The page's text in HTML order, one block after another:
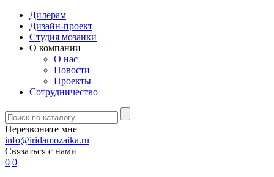
Дилерам
Дизайн-проект
Студия мозаики
О компании
О нас
Новости
Проекты
Сотрудничество
Перезвоните мне
info@iridamozaika.ru
Связаться с нами
0 0